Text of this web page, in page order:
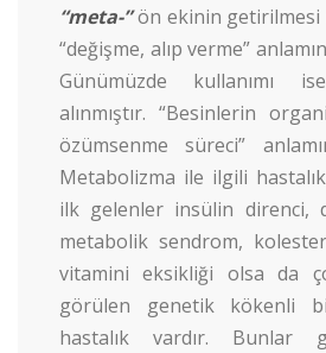
“meta-”ön ekinin getirilmesi
“değişme, alıp verme”
Günümüzde kullanımı ise
alınmıştır. “Besinlerin
özümsenme süreci”
Metabolizma ile ilgili
ilk gelenler insülin direnci,
metabolik sendrom,
vitamini eksikliği olsa da
görülen genetik kökenli
hastalık vardır. Bunlar